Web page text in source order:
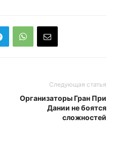
Следующая статья
Организаторы Гран При
Дании не боятся
сложностей